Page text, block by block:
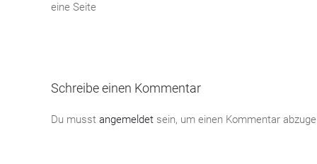
eine Seite
Schreibe einen Kommentar
Du musst angemeldet sein, um einen Kommentar